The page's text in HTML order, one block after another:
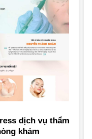
dịch vụ thẩm
khám